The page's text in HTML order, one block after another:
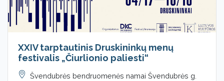
XXIV tarptautinis Druskininkų menų
festivalis „Čiurlionio paliesti“
Švendubrės bendruomenės namai Švendubrės g.